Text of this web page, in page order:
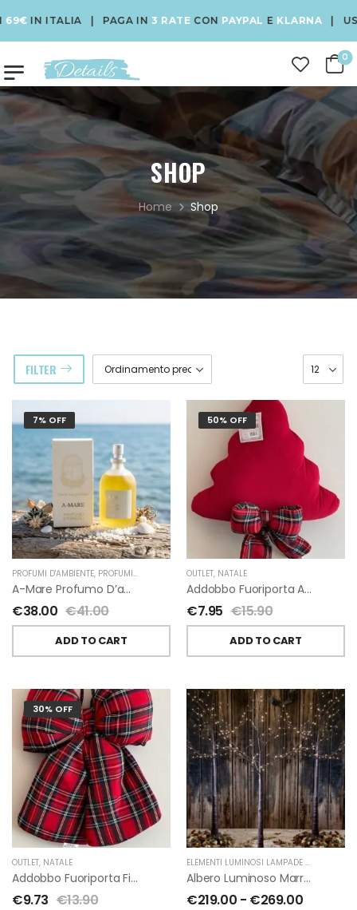
| PAGA IN3 RATECONPAYPAL EKLARNA| USA IL
0
SHOP
Home Shop
FILTER
7% OFF
PROFUMI D'AMBIENTE, PROFUMI D'AMBIENTE FIORIRA' UN GIARDINO
A-Mare Profumo D’ambiente Di Fiorirà Un Giardino
€38.00 €41.00
ADD TO CART
50% OFF
OUTLET, NATALE
Addobbo Fuoriporta Alberello Velluto Rosso Con Fiocchetto Tartan
€7.95 €15.90
ADD TO CART
30% OFF
OUTLET, NATALE
Addobbo Fuoriporta Fiocco In Velluto Rosso O In Tartan
€9.73 €13.90
ELEMENTI LUMINOSI LAMPADE E LED
Albero Luminoso Marrone Interno-Esterno Di Fiorirà Un Giardino
€219.00 - €269.00